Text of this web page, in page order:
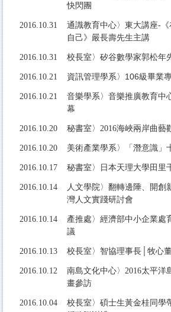
快閃團
2016.10.31
通識教育中心〉東大講座-
自己》嚴長壽先生主講
2016.10.31 校長室〉矽谷數學家郭松年
2016.10.21 資訊管理學系〉106級畢業
2016.10.21
音樂學系〉音樂推廣教育中
幕
2016.10.20 秘書室〉2016海峽兩岸曲藝
2016.10.20 美術產業學系〉「潛意識」
2016.10.17 秘書室〉日本天理大學田里
2016.10.14
人文學院〉翻轉邊陲、開創
灣人文實踐研討會
2016.10.14
產推處〉經濟部中小企業處
議
2016.10.13 校長室〉智協理事長│牧心
2016.10.12
南島文化中心〉2016太平洋
畫參訪
2016.10.04
校長室〉碩士生黃金桂同學